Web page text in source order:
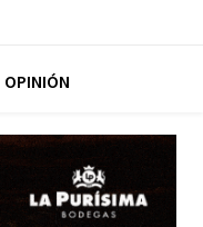
OPINIÓN